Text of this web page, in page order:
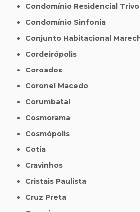
Condomínio Residencial
Condomínio Sinfonia
Conjunto Habitacional
Cordeirópolis
Coroados
Coronel Macedo
Corumbataí
Cosmorama
Cosmópolis
Cotia
Cravinhos
Cristais Paulista
Cruz Preta